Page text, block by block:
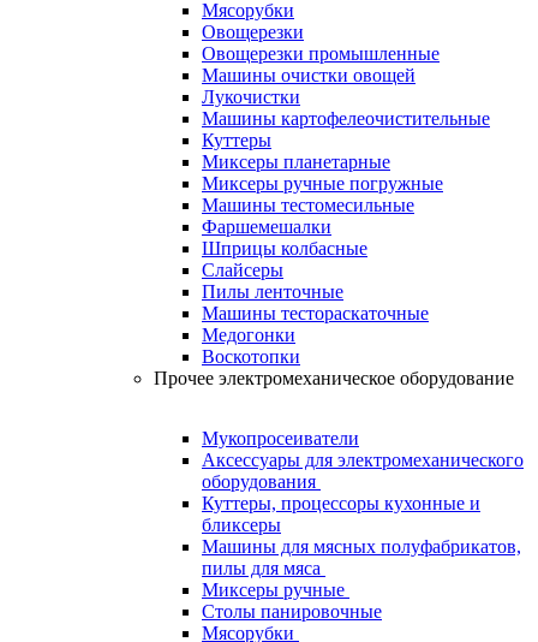
Мясорубки
Овощерезки
Овощерезки промышленные
Машины очистки овощей
Лукочистки
Машины картофелеочистительные
Куттеры
Миксеры планетарные
Миксеры ручные погружные
Машины тестомесильные
Фаршемешалки
Шприцы колбасные
Слайсеры
Пилы ленточные
Машины тестораскаточные
Медогонки
Воскотопки
Прочее электромеханическое оборудование
Мукопросеиватели
Аксессуары для электромеханического
оборудования
Куттеры, процессоры кухонные и
бликсеры
Машины для мясных полуфабрикатов,
пилы для мяса
Миксеры ручные
Столы панировочные
Мясорубки